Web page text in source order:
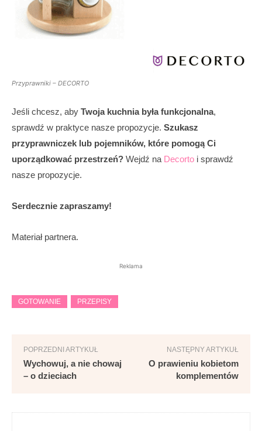
Przyprawniki – DECORTO
Jeśli chcesz, aby Twoja kuchnia była funkcjonalna,
sprawdź w praktyce nasze propozycje. Szukasz
przyprawniczek lub pojemników, które pomogą Ci
uporządkować przestrzeń? Wejdź na Decorto i sprawdź
nasze propozycje.
Serdecznie zapraszamy!
Materiał partnera.
Reklama
GOTOWANIE PRZEPISY
POPRZEDNI ARTYKUŁ
Wychowuj, a nie chowaj
– o dzieciach
NASTĘPNY ARTYKUŁ
O prawieniu kobietom
komplementów